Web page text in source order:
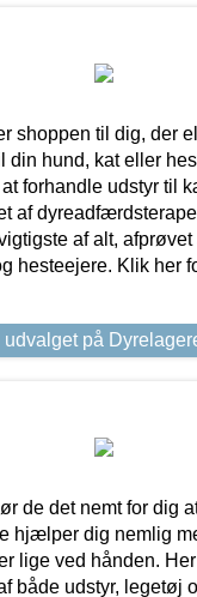
shoppen til dig, der
din hund, kat eller
forhandle udstyr til
af
af alt, afprøvet
hesteejere. Klik her
udvalget på
de det nemt for dig
hjælper dig nemlig
lige ved hånden.
både udstyr, legetøj